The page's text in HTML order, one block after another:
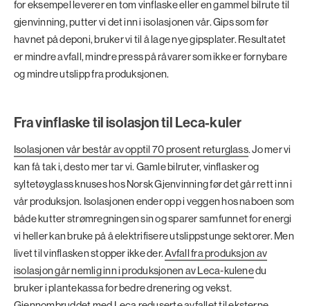
for eksempel leverer en tom vinflaske eller en gammel bilrute til
gjenvinning, putter vi det inn i isolasjonen vår. Gips som før
havnet på deponi, bruker vi til å lage nye gipsplater. Resultatet
er mindre avfall, mindre press på råvarer som ikke er fornybare
og mindre utslipp fra produksjonen.
Fra vinflaske til isolasjon til Leca-kuler
Isolasjonen vår består av opptil 70 prosent returglass. Jo mer vi
kan få tak i, desto mer tar vi. Gamle bilruter, vinflasker og
syltetøyglass knuses hos Norsk Gjenvinning før det går rett inn i
vår produksjon. Isolasjonen ender opp i veggen hos naboen som
både kutter strømregningen sin og sparer samfunnet for energi
vi heller kan bruke på å elektrifisere utslippstunge sektorer. Men
livet til vinflasken stopper ikke der.Avfall fra produksjon av
isolasjon går nemlig inn i produksjonen av Leca-kulenedu
bruker i plantekassa for bedre drenering og vekst.